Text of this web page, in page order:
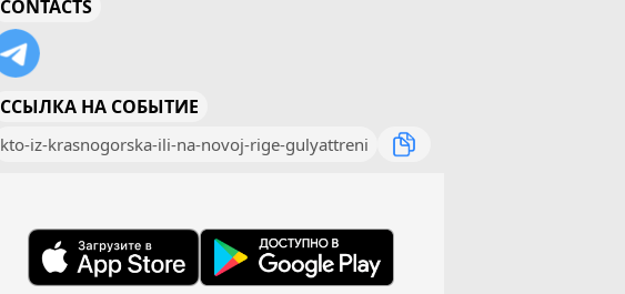
CONTACTS
ССЫЛКА НА СОБЫТИЕ
kto-iz-krasnogorska-ili-na-novoj-rige-gulyattreni